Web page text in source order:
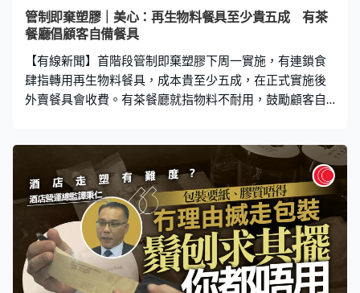
需要我們會收每套一元。」 有社企下星期一起，在香港中
文大學6間校園餐廳免費租借可重用餐具，在指定餐廳掃描
清空餐盒但毋須洗乾淨，鼓勵減塑。
管制即棄塑膠｜美心：再生物料餐具至少貴五成 有茶
餐廳倡顧客自備餐具
【有線新聞】首階段管制即棄塑膠下周一實施，有連鎖食
肆指轉用再生物料餐具，成本貴至少五成，在正式實施後
外賣餐具會收費。有茶餐廳就指物料不耐用，鼓勵顧客自
的話疊上去，碗可能會塌。現時很多人經外賣平台叫外
賣，我不知道由店裏出餐到你家要多久，可能車手要繞個
圈才到，時間久了碗真的會變形。（顧客們）自已有餐具
就最好自備，我也不想收你們錢，也不想你們用那些餐
具，怕有甚麼問題。」 美心集團快餐總監范滿強：「我們
找供應商取不同樣板及試用不同種類，確保顧客需要及我
們認為容易用，我們用了一段時間。大約貴了五至六成左